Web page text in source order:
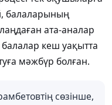
балаларының
ата-аналар
кеш уақытта
мәжбүр болған.
сөзінше,